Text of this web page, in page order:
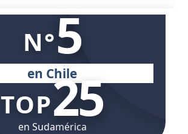
N°5
en Chile
TOP25
en Sudamérica